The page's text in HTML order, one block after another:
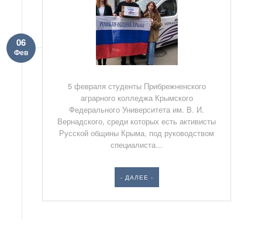
06
Фев
5 февраля студенты Прибрежненского
аграрного колледжа Крымского
Федерального Университета им. В. И.
Вернадского, среди которых есть активисты
Русской общины Крыма, под руководством
специалиста...
- ДАЛЕЕ -